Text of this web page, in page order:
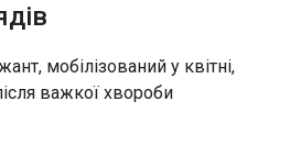
мобілізований у квітні,
важкої хвороби